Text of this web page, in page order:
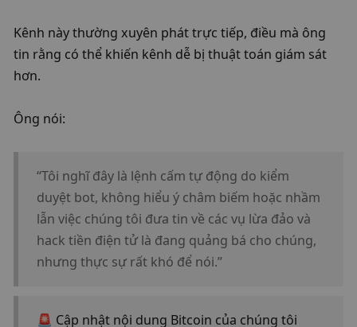
Kênh này thường xuyên phát trực tiếp, điều mà ông
tin rằng có thể khiến kênh dễ bị thuật toán giám sát
hơn.
Ông nói:
“Tôi nghĩ đây là lệnh cấm tự động do kiểm
duyệt bot, không hiểu ý châm biếm hoặc nhầm
lẫn việc chúng tôi đưa tin về các vụ lừa đảo và
hack tiền điện tử là đang quảng bá cho chúng,
nhưng thực sự rất khó để nói.”
🚨 Cập nhật nội dung Bitcoin của chúng tôi